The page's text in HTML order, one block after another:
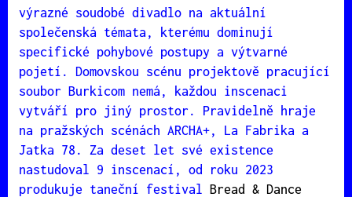
výrazné soudobé divadlo na aktuální
společenská témata, kterému dominují
specifické pohybové postupy a výtvarné
pojetí. Domovskou scénu projektově pracující
soubor Burkicom nemá, každou inscenaci
vytváří pro jiný prostor. Pravidelně hraje
na pražských scénách ARCHA+, La Fabrika a
Jatka 78. Za deset let své existence
nastudoval 9 inscenací, od roku 2023
produkuje taneční festivalBread & Dance